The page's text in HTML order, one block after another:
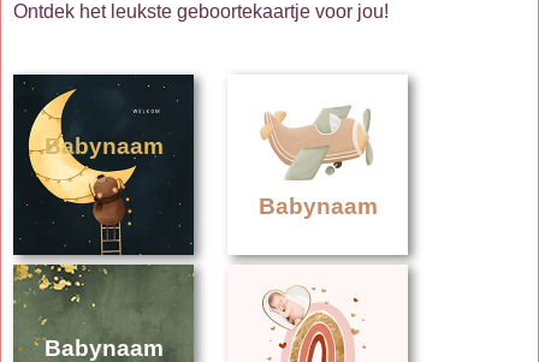
Ontdek het leukste geboortekaartje voor jou!
Babynaam
Babynaam
Babynaam